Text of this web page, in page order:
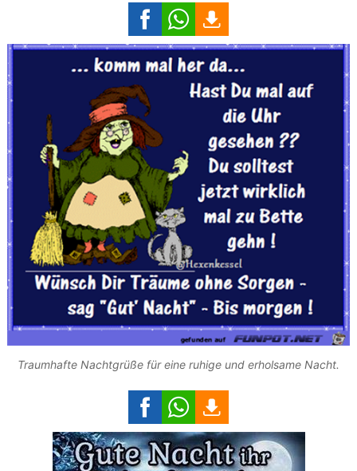
Traumhafte Nachtgrüße für eine ruhige und erholsame Nacht.